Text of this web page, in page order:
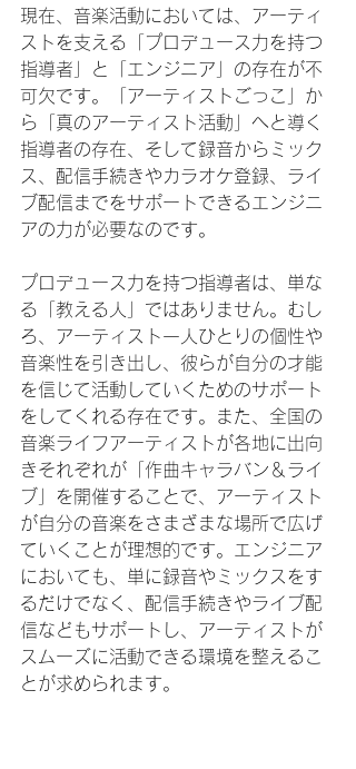
現在、音楽活動においては、アーティ
ストを支える「プロデュース力を持つ
指導者」と「エンジニア」の存在が不
可欠です。「アーティストごっこ」か
ら「真のアーティスト活動」へと導く
指導者の存在、そして録音からミック
ス、配信手続きやカラオケ登録、ライ
ブ配信までをサポートできるエンジニ
アの力が必要なのです。
プロデュース力を持つ指導者は、単な
る「教える人」ではありません。むし
ろ、アーティスト一人ひとりの個性や
音楽性を引き出し、彼らが自分の才能
を信じて活動していくためのサポート
をしてくれる存在です。また、全国の
音楽ライフアーティストが各地に出向
きそれぞれが「作曲キャラバン＆ライ
ブ」を開催することで、アーティスト
が自分の音楽をさまざまな場所で広げ
ていくことが理想的です。エンジニア
においても、単に録音やミックスをす
るだけでなく、配信手続きやライブ配
信などもサポートし、アーティストが
スムーズに活動できる環境を整えるこ
とが求められます。